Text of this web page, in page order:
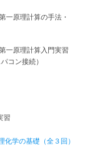
一原理計算の手法・
一原理計算入門実習
パコン接続）
習
学の基礎（全３回）